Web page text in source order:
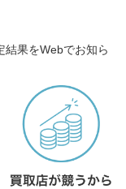
結果をWebでお知ら